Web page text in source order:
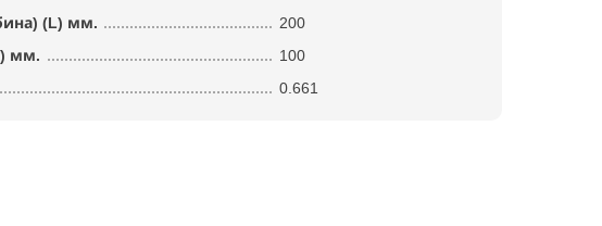
(L) мм.
200
мм.
100
0.661